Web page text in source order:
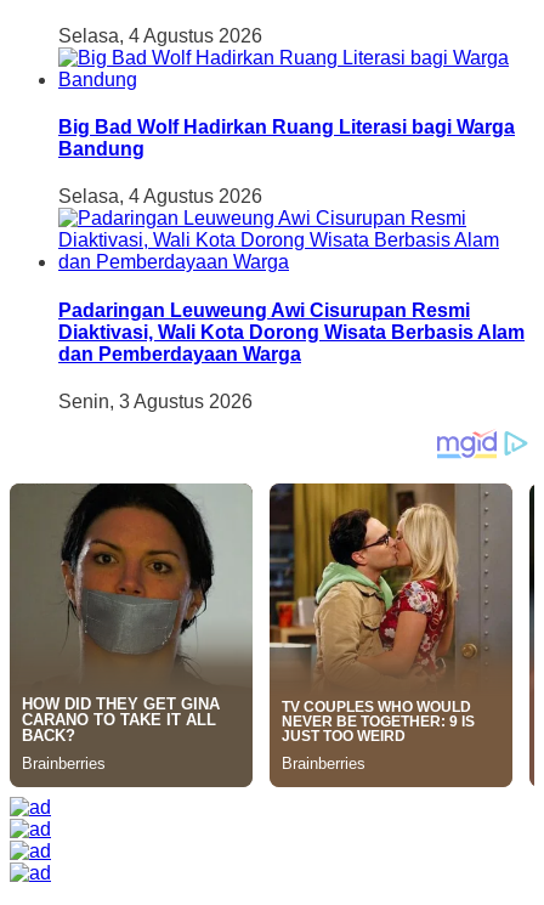
Selasa, 4 Agustus 2026
Big Bad Wolf Hadirkan Ruang Literasi bagi Warga
Bandung
Selasa, 4 Agustus 2026
Padaringan Leuweung Awi Cisurupan Resmi
Diaktivasi, Wali Kota Dorong Wisata Berbasis Alam
dan Pemberdayaan Warga
Senin, 3 Agustus 2026